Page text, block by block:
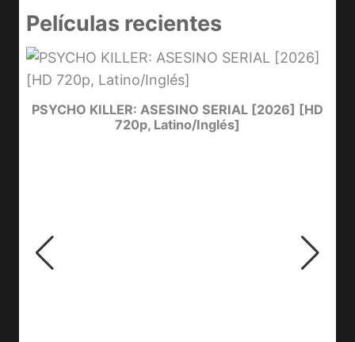
Películas recientes
PSYCHO KILLER: ASESINO SERIAL [2026] [HD
720p, Latino/Inglés]